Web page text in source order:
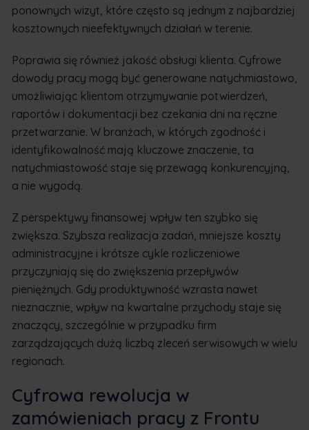
ponownych wizyt, które często są jednym z najbardziej
kosztownych nieefektywnych działań w terenie.
Poprawia się również jakość obsługi klienta. Cyfrowe
dowody pracy mogą być generowane natychmiastowo,
umożliwiając klientom otrzymywanie potwierdzeń,
raportów i dokumentacji bez czekania dni na ręczne
przetwarzanie. W branżach, w których zgodność i
identyfikowalność mają kluczowe znaczenie, ta
natychmiastowość staje się przewagą konkurencyjną,
a nie wygodą.
Z perspektywy finansowej wpływ ten szybko się
zwiększa. Szybsza realizacja zadań, mniejsze koszty
administracyjne i krótsze cykle rozliczeniowe
przyczyniają się do zwiększenia przepływów
pieniężnych. Gdy produktywność wzrasta nawet
nieznacznie, wpływ na kwartalne przychody staje się
znaczący, szczególnie w przypadku firm
zarządzających dużą liczbą zleceń serwisowych w wielu
regionach.
Cyfrowa rewolucja w
zamówieniach pracy z Frontu